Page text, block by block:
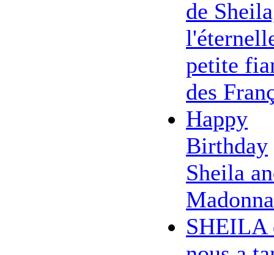
de
petite
des
Happy
Birthday
Sheila
Madonna
SHEILA